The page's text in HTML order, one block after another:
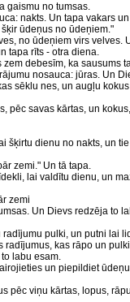
gaismu no tumsas.
nakts. Un tapa vakars
ūdeņus no ūdeņiem."
no ūdeņiem virs velves.
tapa rīts - otra diena.
debesīm, ka sausums
nosauca: jūras. Un
sēklu nes, un augļu
pēc savas kārtas, un
šķirtu dienu no nakts, un
zemi." Un tā tapa.
lai valdītu dienu, un
zemi
Un Dievs redzēja to
pulki, un putni lai
kas rāpo un
labu esam.
un piepildiet
pēc viņu kārtas, lopus,